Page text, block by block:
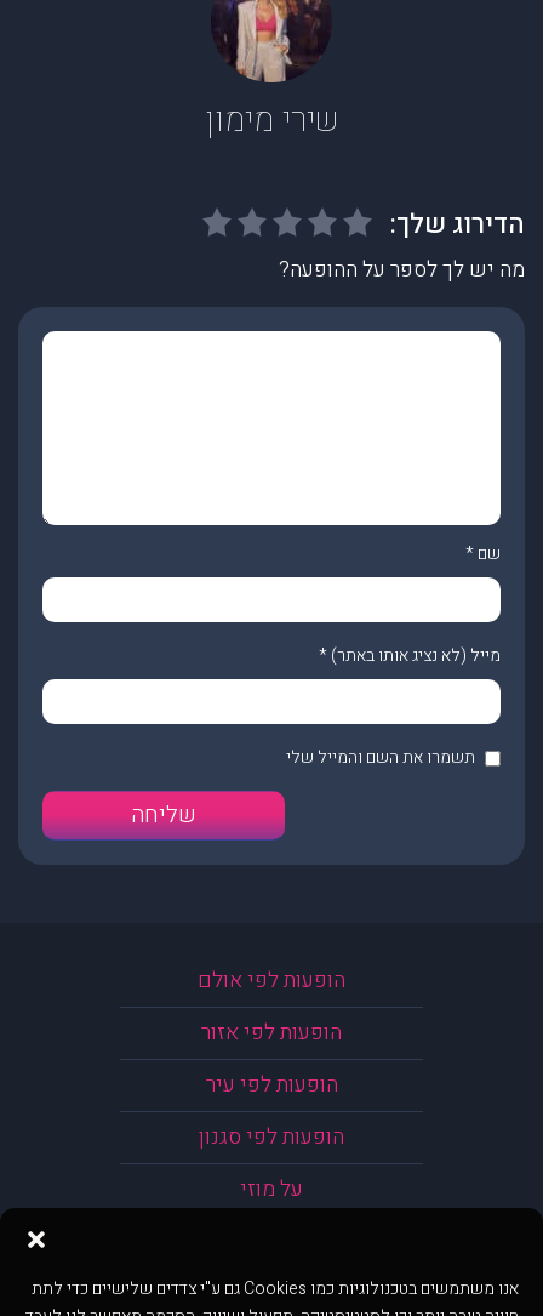
אנו משתמשים בטכנולוגיות כמו Cookies גם ע"י צדדים שלישיים כדי לתת
שירי מימון
מה יש לך לספר על ההופעה?
שם*
מייל (לא נציג אותו באתר)*
תשמרו את השם והמייל שלי
הופעות לפי אולם
הופעות לפי אזור
הופעות לפי עיר
הופעות לפי סגנון
על מוזי